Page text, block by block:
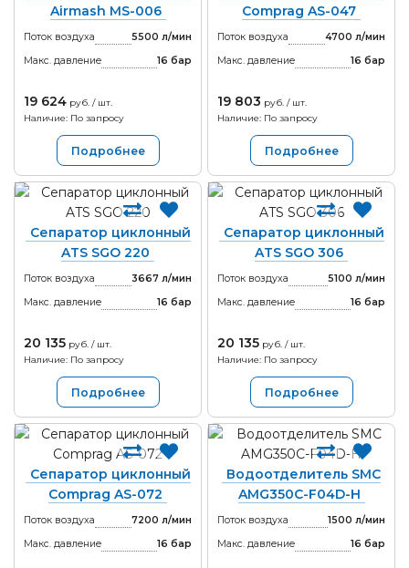
Airmash MS-006
Поток воздуха
5500 л/мин
Макс. давление
16 бар
19 624 руб. / шт.
Наличие: По запросу
Подробнее
Comprag AS-047
Поток воздуха
4700 л/мин
Макс. давление
16 бар
19 803 руб. / шт.
Наличие: По запросу
Подробнее
Сепаратор циклонный
ATS SGO 220
Поток воздуха
3667 л/мин
Макс. давление
16 бар
20 135 руб. / шт.
Наличие: По запросу
Подробнее
Сепаратор циклонный
ATS SGO 306
Поток воздуха
5100 л/мин
Макс. давление
16 бар
20 135 руб. / шт.
Наличие: По запросу
Подробнее
Сепаратор циклонный
Comprag AS-072
Поток воздуха
7200 л/мин
Макс. давление
16 бар
Водоотделитель SMC
AMG350C-F04D-H
Поток воздуха
1500 л/мин
Макс. давление
16 бар